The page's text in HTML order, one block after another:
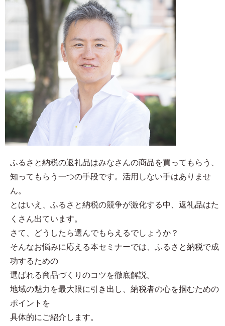
ふるさと納税の返礼品はみなさんの商品を買ってもらう、
知ってもらう一つの手段です。活用しない手はありませ
ん。
とはいえ、ふるさと納税の競争が激化する中、返礼品はた
くさん出ています。
さて、どうしたら選んでもらえるでしょうか？
そんなお悩みに応える本セミナーでは、ふるさと納税で成
功するための
選ばれる商品づくりのコツを徹底解説。
地域の魅力を最大限に引き出し、納税者の心を掴むための
ポイントを
具体的にご紹介します。